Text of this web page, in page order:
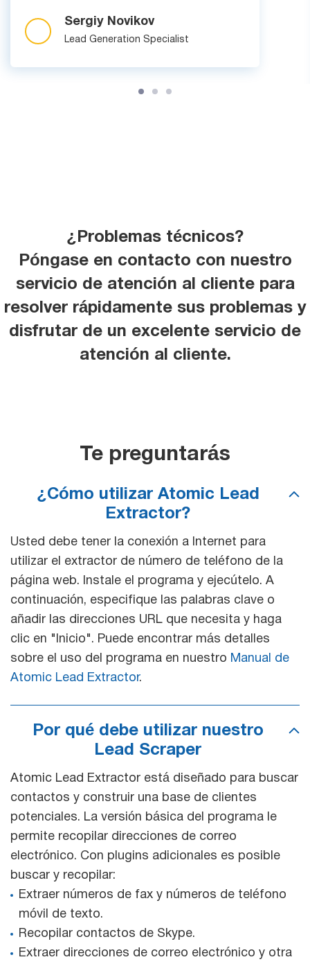
Sergiy Novikov
Lead Generation Specialist
¿Problemas técnicos?
Póngase en contacto con nuestro
servicio de atención al cliente para
resolver rápidamente sus problemas y
disfrutar de un excelente servicio de
atención al cliente.
Te preguntarás
¿Cómo utilizar Atomic Lead
Extractor?
Usted debe tener la conexión a Internet para
utilizar el extractor de número de teléfono de la
página web. Instale el programa y ejecútelo. A
continuación, especifique las palabras clave o
añadir las direcciones URL que necesita y haga
clic en "Inicio". Puede encontrar más detalles
sobre el uso del programa en nuestro Manual de
Atomic Lead Extractor.
Por qué debe utilizar nuestro
Lead Scraper
Atomic Lead Extractor está diseñado para buscar
contactos y construir una base de clientes
potenciales. La versión básica del programa le
permite recopilar direcciones de correo
electrónico. Con plugins adicionales es posible
buscar y recopilar:
Extraer números de fax y números de teléfono
móvil de texto.
Recopilar contactos de Skype.
Extraer direcciones de correo electrónico y otra